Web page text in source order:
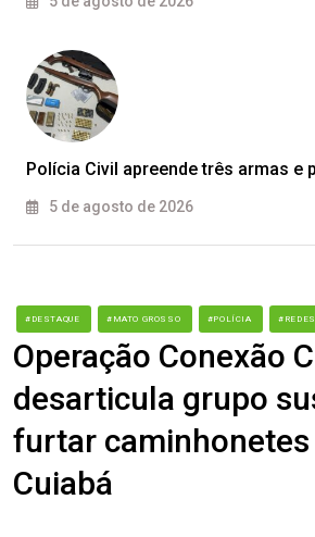
Polícia Civil apreende três armas e
5 de agosto de 2026
#DESTAQUE #MATO GROSSO #POLÍCIA #REDES
Operação Conexão
desarticula grupo
furtar
Cuiabá